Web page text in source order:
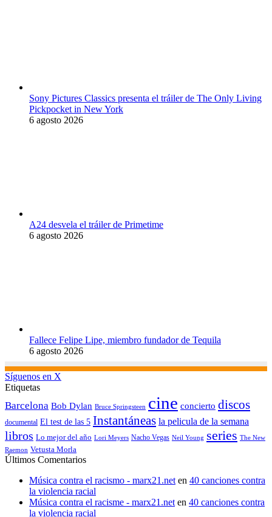
Sony Pictures Classics presenta el tráiler de The Only Living
Pickpocket in New York
6 agosto 2026
A24 desvela el tráiler de Primetime
6 agosto 2026
Fallece Felipe Lipe, miembro fundador de Tequila
6 agosto 2026
Síguenos en X
Etiquetas
Barcelona Bob Dylan Bruce Springsteen cine concierto discos
documental El test de las 5 Instantáneas la pelicula de la semana
libros Lo mejor del año Lori Meyers Nacho Vegas Neil Young series The New
Raemon Vetusta Morla
Últimos Comentarios
Música contra el racismo - marx21.net en 40 canciones contra
la violencia racial
Música contra el racisme - marx21.net en 40 canciones contra
la violencia racial